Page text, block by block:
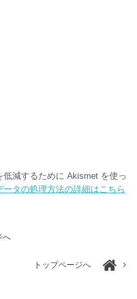
低減するために Akismet を使っ
ータの処理方法の詳細はこちら
へ
トップページへ